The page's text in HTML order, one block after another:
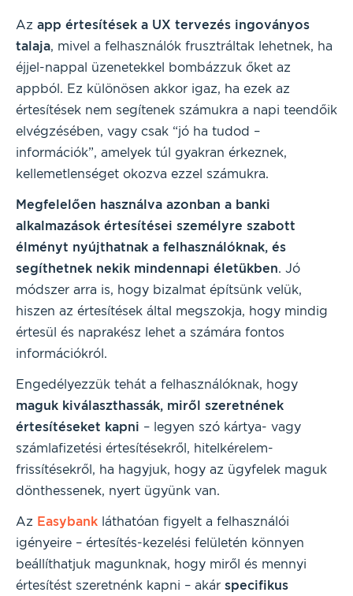
Az app értesítések a UX tervezés ingoványos
talaja, mivel a felhasználók frusztráltak lehetnek, ha
éjjel-nappal üzenetekkel bombázzuk őket az
appból. Ez különösen akkor igaz, ha ezek az
értesítések nem segítenek számukra a napi teendőik
elvégzésében, vagy csak “jó ha tudod –
információk”, amelyek túl gyakran érkeznek,
kellemetlenséget okozva ezzel számukra.
Megfelelően használva azonban a banki
alkalmazások értesítései személyre szabott
élményt nyújthatnak a felhasználóknak, és
segíthetnek nekik mindennapi életükben. Jó
módszer arra is, hogy bizalmat építsünk velük,
hiszen az értesítések által megszokja, hogy mindig
értesül és naprakész lehet a számára fontos
információkról.
Engedélyezzük tehát a felhasználóknak, hogy
maguk kiválaszthassák, miről szeretnének
értesítéseket kapni – legyen szó kártya- vagy
számlafizetési értesítésekről, hitelkérelem-
frissítésekről, ha hagyjuk, hogy az ügyfelek maguk
dönthessenek, nyert ügyünk van.
Az Easybank láthatóan figyelt a felhasználói
igényeire – értesítés-kezelési felületén könnyen
beállíthatjuk magunknak, hogy miről és mennyi
értesítést szeretnénk kapni – akár specifikus